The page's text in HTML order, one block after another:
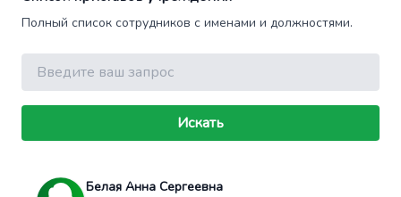
Полный список сотрудников с именами и должностями.
Поиск
Искать
Белая Анна Сергеевна